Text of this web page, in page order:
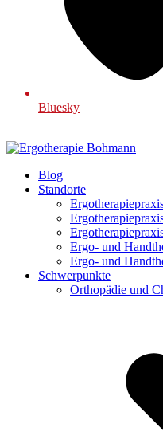
Bluesky
Blog
Standorte
Ergo- und
Ergo- und
Schwerpunkte
Orthopädie und